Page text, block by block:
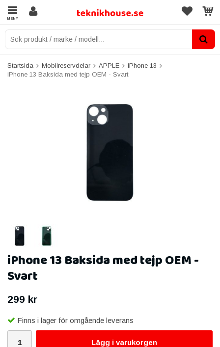
MENY
Startsida Mobilreservdelar APPLE
iPhone 13
iPhone 13 Baksida med tejp OEM - Svart
iPhone 13 Baksida med tejp OEM -
Svart
299 kr
Finns i lager för omgående leverans
Lägg i varukorgen